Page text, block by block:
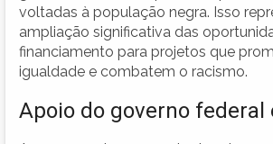
voltadas à população negra. Isso
ampliação significativa das
financiamento para projetos que
igualdade e combatem o racismo.
Apoio do governo federal